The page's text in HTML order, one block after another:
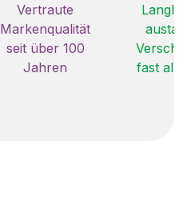
Vertraute
Markenqualität
seit über 100
Jahren
fast